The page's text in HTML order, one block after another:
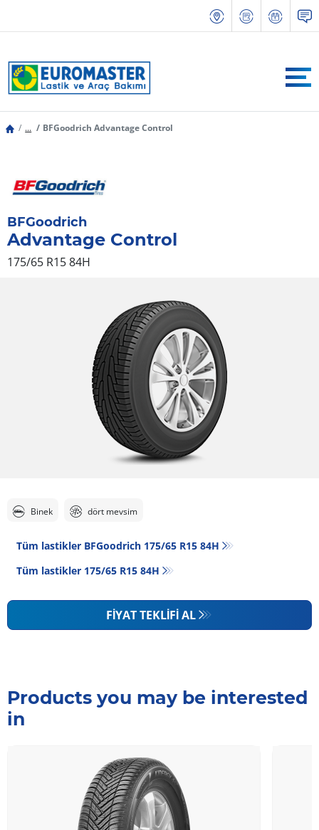
... BFGoodrich Advantage Control
BFGoodrich
Advantage Control
175/65 R15 84H
Binek dört mevsim
Tüm lastikler BFGoodrich 175/65 R15 84H
Tüm lastikler‎ 175/65 R15 84H
FIYAT TEKLIFI AL
Products you may be interested
in